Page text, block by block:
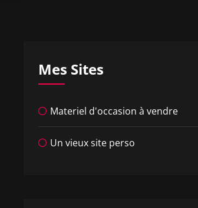
Mes Sites
Materiel d'occasion à vendre
Un vieux site perso